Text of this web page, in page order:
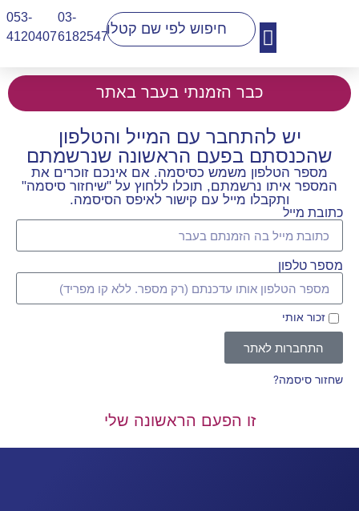
03-
6182547
053-
4120407​
כבר הזמנתי בעבר באתר
זו הפעם הראשונה שלי
יש להתחבר עם המייל והטלפון
שהכנסתם בפעם הראשונה שנרשמתם
מספר הטלפון משמש כסיסמה. אם אינכם זוכרים את
המספר איתו נרשמתם, תוכלו ללחוץ על "שיחזור סיסמה"
ותקבלו מייל עם קישור לאיפס הסיסמה.
כתובת מייל
מספר טלפון
זכור אותי
התחברות לאתר
שחזור סיסמה?